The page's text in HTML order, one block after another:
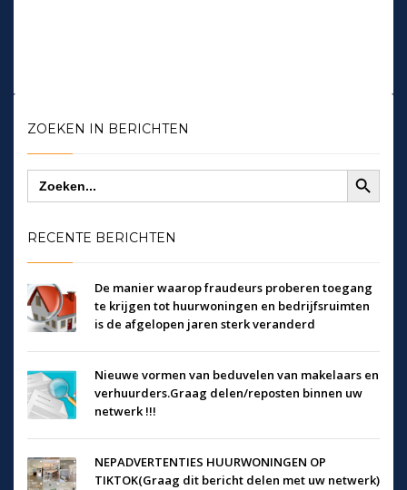
ZOEKEN IN BERICHTEN
Zoek
naar:
Zoekknop
RECENTE BERICHTEN
De manier waarop fraudeurs proberen toegang
te krijgen tot huurwoningen en bedrijfsruimten
is de afgelopen jaren sterk veranderd
Nieuwe vormen van beduvelen van makelaars en
verhuurders.Graag delen/reposten binnen uw
netwerk !!!
NEPADVERTENTIES HUURWONINGEN OP
TIKTOK(Graag dit bericht delen met uw netwerk)